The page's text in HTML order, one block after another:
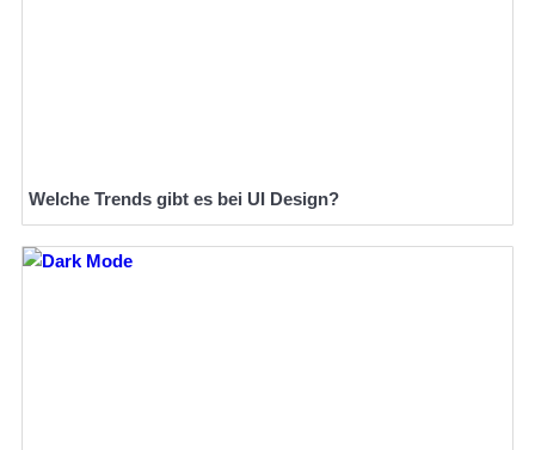
Welche Trends gibt es bei UI Design?